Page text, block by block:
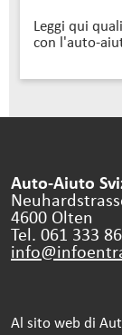
Leggi qui
con l'auto-
Auto-Aiuto
4600 Olten
Tel. 061 333
Al sito web di